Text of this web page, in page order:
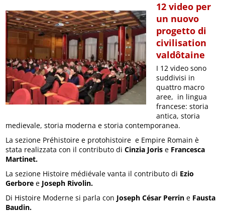
12 video per
un nuovo
progetto di
civilisation
valdôtaine
I 12 video sono
suddivisi in
quattro macro
aree, in lingua
francese: storia
antica, storia
medievale, storia moderna e storia contemporanea.
La sezione Préhistoire e protohistoire e Empire Romain è
stata realizzata con il contributo diCinzia Joris e Francesca
Martinet.
La sezione Histoire médiévale vanta il contributo di Ezio
Gerbore e Joseph Rivolin.
Di Histoire Moderne si parla con Joseph César Perrin e Fausta
Baudin.